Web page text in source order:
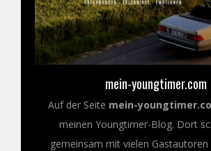
mein-youngtimer.com
Auf der Seite mein-
meinen Youngtimer-Blog. Dort
gemeinsam mit vielen